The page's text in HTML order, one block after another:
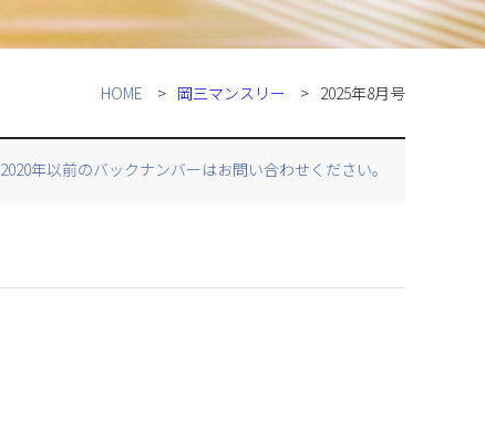
HOME 岡三マンスリー 2025年8月号
2020年以前のバックナンバーはお問い合わせください。